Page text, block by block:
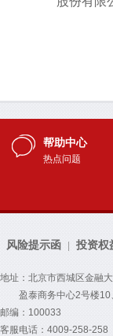
帮助中心
热点问题
风险提示函 投资权
地址：北京市西城区金融
盈泰商务中心2号楼
邮编：100033
客服电话：4009-258-258